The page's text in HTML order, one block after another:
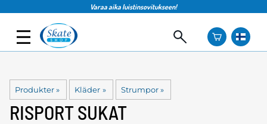
Varaa aika luistinsovitukseen!
Produkter‪» Kläder ‪» Strumpor ‪»
RISPORTSUKAT